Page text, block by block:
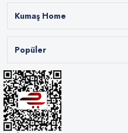
Kumaş Home
Popüler